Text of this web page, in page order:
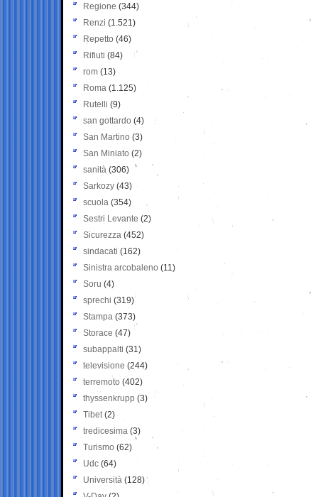
Regione (344)
Renzi (1.521)
Repetto (46)
Rifiuti (84)
rom (13)
Roma (1.125)
Rutelli (9)
san gottardo (4)
San Martino (3)
San Miniato (2)
sanità (306)
Sarkozy (43)
scuola (354)
Sestri Levante (2)
Sicurezza (452)
sindacati (162)
Sinistra arcobaleno (11)
Soru (4)
sprechi (319)
Stampa (373)
Storace (47)
subappalti (31)
televisione(244)
terremoto (402)
thyssenkrupp (3)
Tibet(2)
tredicesima (3)
Turismo (62)
Udc (64)
Università (128)